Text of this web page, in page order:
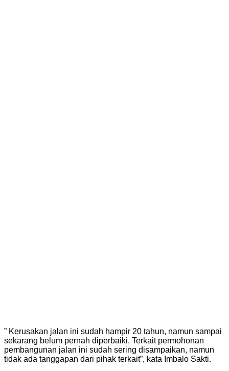
” Kerusakan jalan ini sudah hampir 20 tahun, namun sampai
sekarang belum pernah diperbaiki. Terkait permohonan
pembangunan jalan ini sudah sering disampaikan, namun
tidak ada tanggapan dari pihak terkait”, kata Imbalo Sakti.